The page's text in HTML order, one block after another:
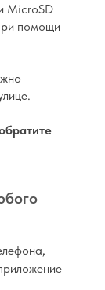
MicroSD
помощи